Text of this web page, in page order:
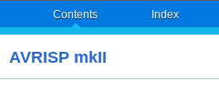
Contents Index
AVRISP mkII